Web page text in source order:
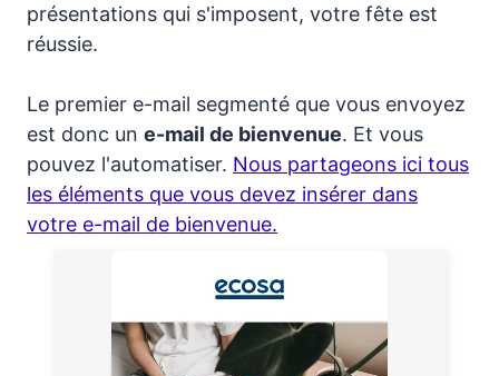
présentations qui s'imposent, votre fête est
réussie.
Le premier e-mail segmenté que vous envoyez
est donc un e-mail de bienvenue. Et vous
pouvez l'automatiser. Nous partageons ici tous
les éléments que vous devez insérer dans
votre e-mail de bienvenue.